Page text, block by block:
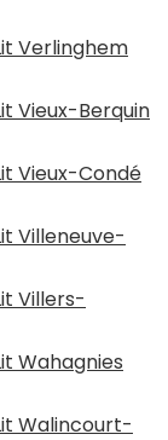
Verlinghem
Vieux-Berquin
Vieux-Condé
Villeneuve-
Villers-
Wahagnies
Walincourt-